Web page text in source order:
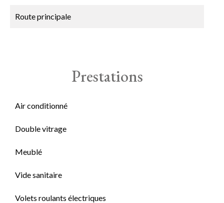
Route principale
Prestations
Air conditionné
Double vitrage
Meublé
Vide sanitaire
Volets roulants électriques